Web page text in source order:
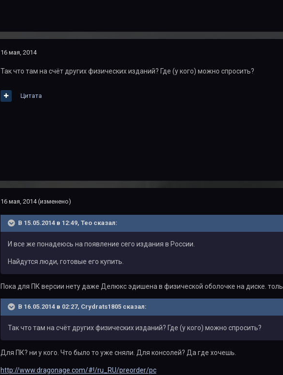
16 мая, 2014
Так что там на счёт других физических изданий? Где (у кого) можно спросить?
Цитата
16 мая, 2014 (изменено)
В 15.05.2014 в 12:49, Тео сказал:
И все же понадеюсь на появление сего издания в России.
Найдутся люди, готовые его купить.
Пока для ПК версии нету даже Делюкс эдишена в физической оболочке на диске.
В 16.05.2014 в 02:27, Crydrats1805 сказал:
Так что там на счёт других физических изданий? Где (у кого) можно спросить?
Для ПК? ни у кого. Что было то уже сняли. Для консолей? Да где хочешь.
http://www.dragonage.com/#!/ru_RU/preorder/pc